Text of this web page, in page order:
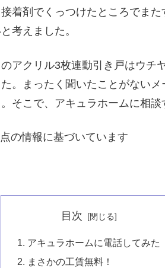
着剤でくっつけたところでま
考えました。
アクリル3枚連動引き戸はウチ
。まったく聞いたことがない
そこで、アキュラホームに相談
の情報に基づいています
目次
アキュラホームに電話してみた
まさかの工賃無料！